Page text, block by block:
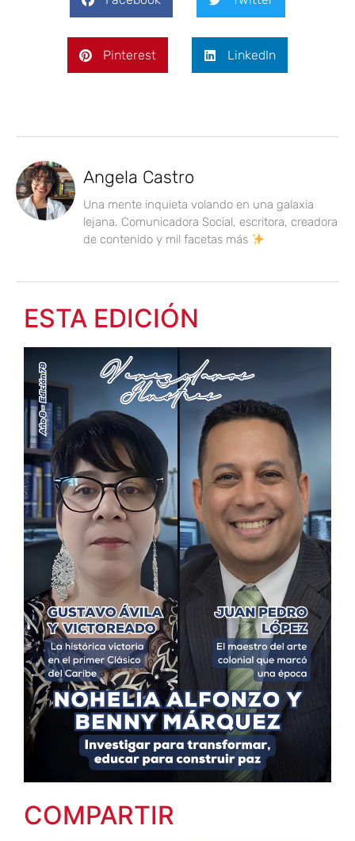
Pinterest LinkedIn
Angela Castro
Una mente inquieta volando en una galaxia
lejana. Comunicadora Social, escritora, creadora
de contenido y mil facetas más
ESTA EDICIÓN
COMPARTIR